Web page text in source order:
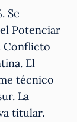
Se
Potenciar
Conflicto
El
técnico
La
titular.